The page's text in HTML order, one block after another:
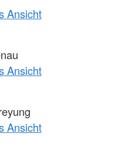
Ansicht
Ansicht
Ansicht